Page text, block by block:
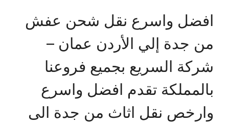
افضل واسرع نقل شحن عفش
من جدة إلي الأردن عمان –
شركة السريع بجميع فروعنا
بالمملكة تقدم افضل واسرع
وارخص نقل اثاث من جدة الى